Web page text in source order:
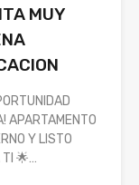
MUY
APARTAMENTO
Y LISTO
TI 🌟…